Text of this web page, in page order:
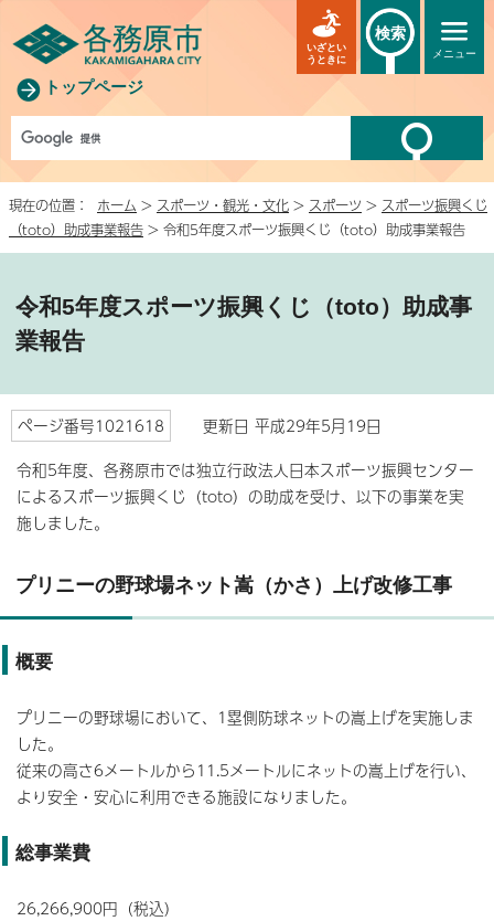
トップページ
メニュー
いざとい
うときに
検索
現在の位置： ホーム > スポーツ・観光・文化 > スポーツ > スポーツ振興くじ
（toto）助成事業報告 > 令和5年度スポーツ振興くじ（toto）助成事業報告
令和5年度スポーツ振興くじ（toto）助成事
業報告
ページ番号1021618
更新日 平成29年5月19日
令和5年度、各務原市では独立行政法人日本スポーツ振興センター
によるスポーツ振興くじ（toto）の助成を受け、以下の事業を実
施しました。
プリニーの野球場ネット嵩（かさ）上げ改修工事
概要
プリニーの野球場において、1塁側防球ネットの嵩上げを実施しま
した。
従来の高さ6メートルから11.5メートルにネットの嵩上げを行い、
より安全・安心に利用できる施設になりました。
総事業費
26,266,900円（税込）